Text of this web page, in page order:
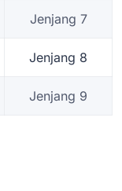
Jenjang 7
Jenjang 8
Jenjang 9